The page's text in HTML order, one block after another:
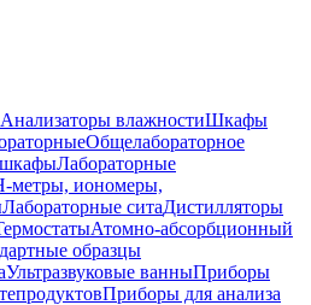
Анализаторы влажностиШкафы
Общелабораторное
Лабораторные
метры, иономеры,
Лабораторные ситаДистилляторы
Атомно-абсорбционный
образцы
Ультразвуковые ванныПриборы
Приборы для анализа